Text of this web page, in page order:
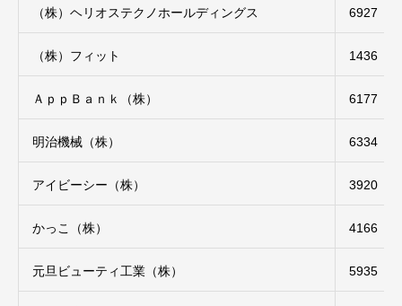
（株）ヘリオステクノホールディングス 6927
（株）フィット 1436
ＡｐｐＢａｎｋ（株） 6177
明治機械（株） 6334
アイビーシー（株） 3920
かっこ（株） 4166
元旦ビューティ工業（株） 5935